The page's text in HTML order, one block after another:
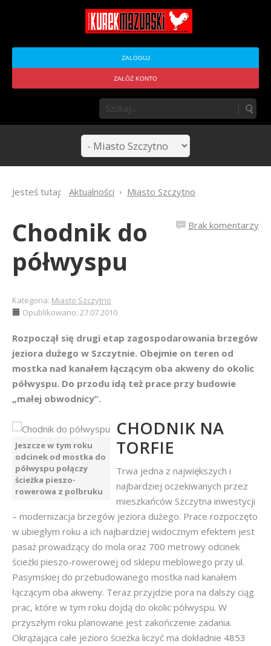
ZALOGUJ
ZAŁÓŻ KONTO
Jesteś tutaj: Aktualności Miasto Szczytno
Brak komentarzy
Chodnik do
półwyspu
Kategoria: Miasto Szczytno
Opublikowano: 27.07.2010
Rozpoczął się drugi etap zagospodarowania brzegów
jeziora dużego w Szczytnie. Obejmie on teren od
mostka nad kanałem łączącym oba akweny do okolic
półwyspu. Do przodu idą też prace przy budowie
„małej obwodnicy”.
Jeszcze w tym roku
odcinek od mostka do
półwyspu połączy
ścieżka pieszo-
rowerowa z polbruku
CHODNIK NA
TORFIE
Trwa jedna z największych i
najbardziej oczekiwanych przez
mieszkańców Szczytna inwestycji
– modernizacja brzegów jeziora dużego. Prace rozpoczęto
w ubiegłym roku a ich najbardziej widocznym efektem jest
pasaż prowadzący do mola oraz 700 metrowy odcinek
ścieżki pieszo-rowerowej od sklepu meblowego przy ul.
Pasymskiej do przebudowanego mostka nad kanałem
łączącym oba akweny. Teraz przyjdzie pora na dalszy ciąg
prac, które w tym roku dojdą do okolic półwyspu. W
przyszłym roku planowane jest zakończenie zadania.
Okrążająca całe jezioro ścieżka liczyć ma dokładnie 4853